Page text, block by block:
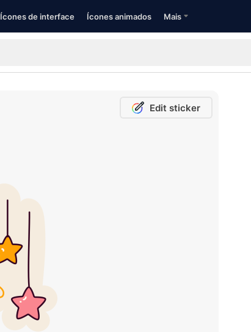
Ícones de interface Ícones animados Mais
Edit sticker